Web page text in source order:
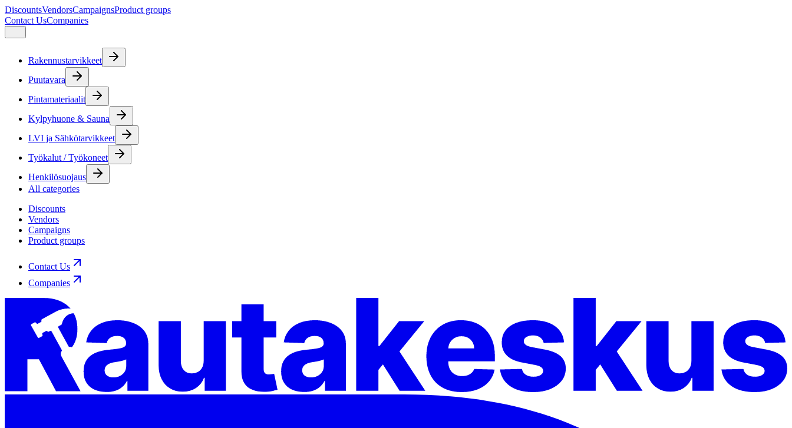
DiscountsVendorsCampaignsProduct groups
Contact UsCompanies
Rakennustarvikkeet
Puutavara
Pintamateriaalit
Kylpyhuone & Sauna
LVI ja Sähkötarvikkeet
Työkalut / Työkoneet
Henkilösuojaus
All categories
Discounts
Vendors
Campaigns
Product groups
Contact Us
Companies